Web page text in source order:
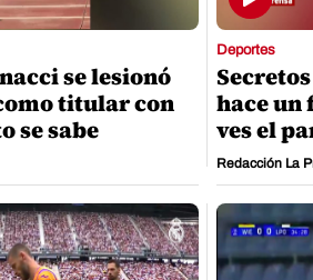
se lesionó
titular con
se sabe
Deportes
hace
ves el
Redacción La